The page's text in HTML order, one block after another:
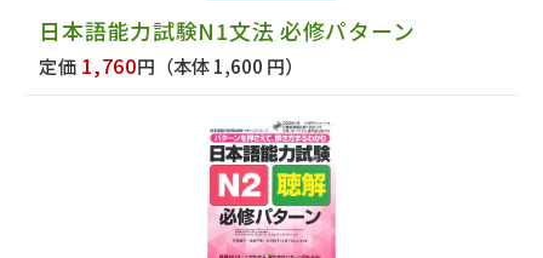
日本語能力試験N1文法 必修パターン
定価 1,760円 （本体 1,600 円）